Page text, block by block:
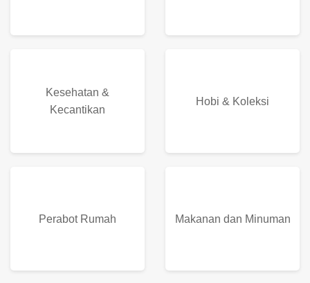
Kesehatan &
Kecantikan
Hobi & Koleksi
Perabot Rumah Makanan dan Minuman